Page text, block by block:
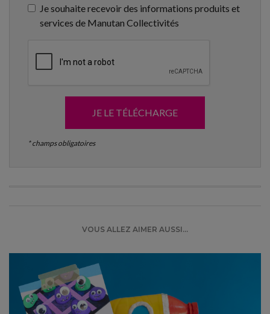
Je souhaite recevoir des informations produits et
services de Manutan Collectivités
JE LE TÉLÉCHARGE
* champs obligatoires
VOUS ALLEZ AIMER AUSSI...